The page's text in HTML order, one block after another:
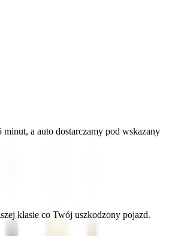
a auto dostarczamy pod wskazany
klasie co Twój uszkodzony pojazd.